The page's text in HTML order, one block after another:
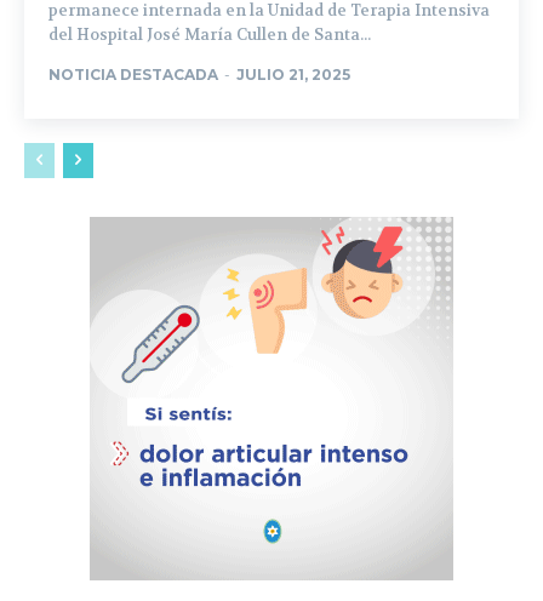
permanece internada en la Unidad de Terapia Intensiva
del Hospital José María Cullen de Santa...
NOTICIA DESTACADA - JULIO 21, 2025